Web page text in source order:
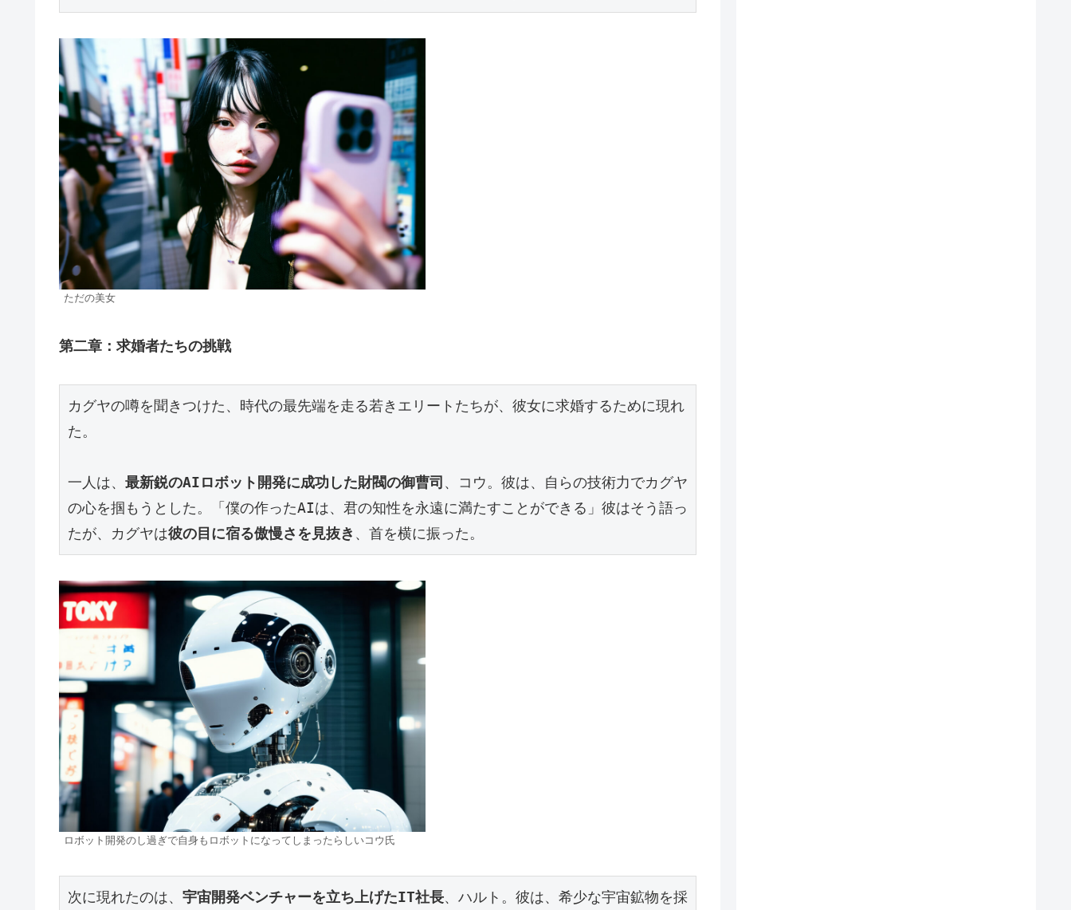
ただの美女
第二章：求婚者たちの挑戦
カグヤの噂を聞きつけた、時代の最先端を走る若きエリートたちが、彼女に求婚するために現れ
た。
一人は、 最新鋭のAIロボット開発に成功した財閥の御曹司 、コウ。彼は、自らの技術力でカグヤ
の心を掴もうとした。「僕の作ったAIは、君の知性を永遠に満たすことができる」彼はそう語っ
たが、カグヤは彼の目に宿る傲慢さを見抜き 、首を横に振った。
ロボット開発のし過ぎで自身もロボットになってしまったらしいコウ氏
次に現れたのは、 宇宙開発ベンチャーを立ち上げたIT社長、ハルト。彼は、希少な宇宙鉱物を採